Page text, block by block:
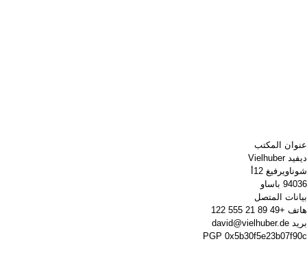
عنوان المكتب
ديفيد Vielhuber
شوناويرفيغ 12أ
94036 باساو
بيانات المتصل
هاتف +49 89 21 555 122
بريد david@vielhuber.de
PGP 0x5b30f5e23b07f90c